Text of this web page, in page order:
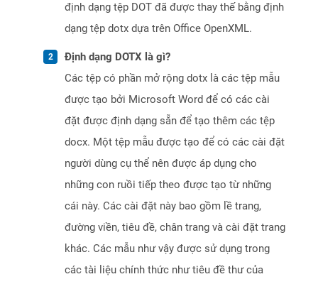
định dạng tệp DOT đã được thay thế bằng định
dạng tệp dotx dựa trên Office OpenXML.
Định dạng DOTX là gì?
Các tệp có phần mở rộng dotx là các tệp mẫu
được tạo bởi Microsoft Word để có các cài
đặt được định dạng sẵn để tạo thêm các tệp
docx. Một tệp mẫu được tạo để có các cài đặt
người dùng cụ thể nên được áp dụng cho
những con ruồi tiếp theo được tạo từ những
cái này. Các cài đặt này bao gồm lề trang,
đường viền, tiêu đề, chân trang và cài đặt trang
khác. Các mẫu như vậy được sử dụng trong
các tài liệu chính thức như tiêu đề thư của